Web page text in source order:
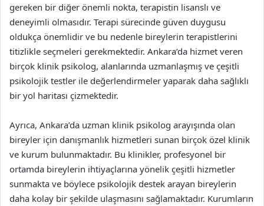
gereken bir diğer önemli nokta, terapistin lisanslı ve
deneyimli olmasıdır. Terapi sürecinde güven duygusu
oldukça önemlidir ve bu nedenle bireylerin terapistlerini
titizlikle seçmeleri gerekmektedir. Ankara’da hizmet veren
birçok klinik psikolog, alanlarında uzmanlaşmış ve çeşitli
psikolojik testler ile değerlendirmeler yaparak daha sağlıklı
bir yol haritası çizmektedir.
Ayrıca, Ankara’da uzman klinik psikolog arayışında olan
bireyler için danışmanlık hizmetleri sunan birçok özel klinik
ve kurum bulunmaktadır. Bu klinikler, profesyonel bir
ortamda bireylerin ihtiyaçlarına yönelik çeşitli hizmetler
sunmakta ve böylece psikolojik destek arayan bireylerin
daha kolay bir şekilde ulaşmasını sağlamaktadır. Kurumların